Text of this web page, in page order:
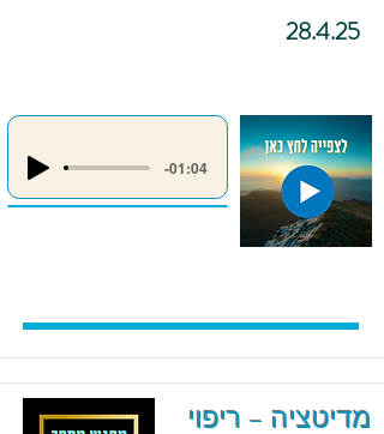
28.4.25
-01:04
מדיטציה – ריפוי